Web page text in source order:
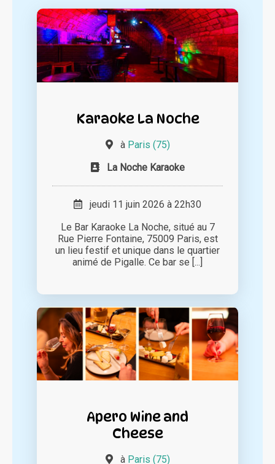
Karaoke La Noche
à Paris (75)
La Noche Karaoke
jeudi 11 juin 2026 à 22h30
Le Bar Karaoke La Noche, situé au 7
Rue Pierre Fontaine, 75009 Paris, est
un lieu festif et unique dans le quartier
animé de Pigalle. Ce bar se [...]
Apero Wine and
Cheese
à Paris (75)